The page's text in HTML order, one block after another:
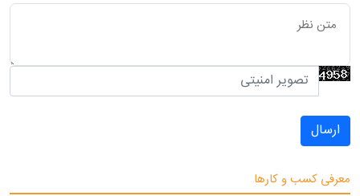
ارسال
معرفی کسب و کارها